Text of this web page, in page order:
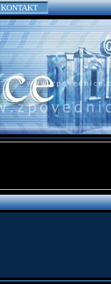
KONTAKT